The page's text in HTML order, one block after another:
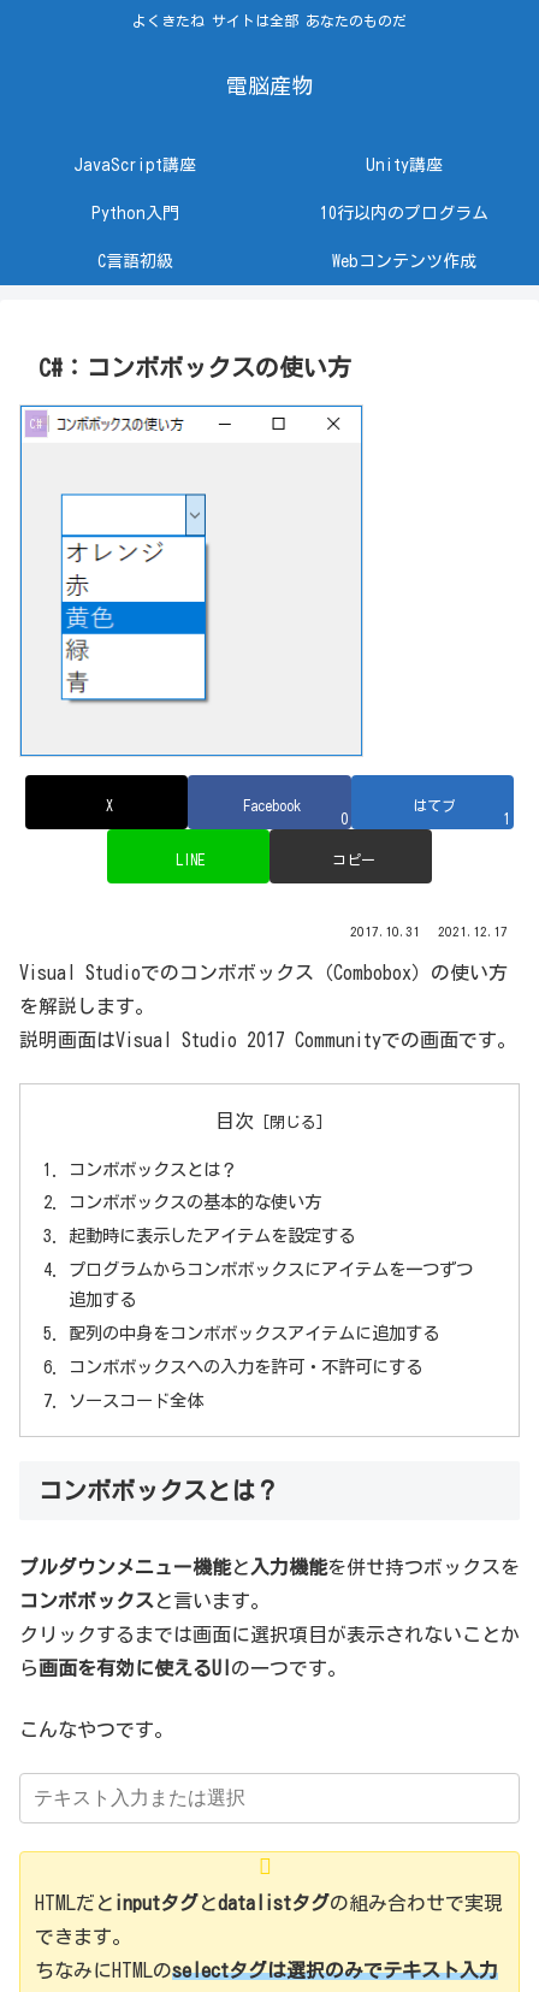
よくきたね サイトは全部 あなたのものだ
電脳産物
JavaScript講座 Unity講座
Python入門 10行以内のプログラム
C言語初級 Webコンテンツ作成
C#：コンボボックスの使い方
C#
X
Facebook
0
はてブ
1
LINE コピー
2017.10.31 2021.12.17
Visual Studioでのコンボボックス（Combobox）の使い方
を解説します。
説明画面はVisual Studio 2017 Communityでの画面です。
目次
コンボボックスとは？
コンボボックスの基本的な使い方
起動時に表示したアイテムを設定する
プログラムからコンボボックスにアイテムを一つずつ
追加する
配列の中身をコンボボックスアイテムに追加する
コンボボックスへの入力を許可・不許可にする
ソースコード全体
コンボボックスとは？
プルダウンメニュー機能と入力機能を併せ持つボックスを
コンボボックスと言います。
クリックするまでは画面に選択項目が表示されないことか
ら画面を有効に使えるUI の一つです。
こんなやつです。
HTMLだと inputタグとdatalistタグの組み合わせで実現
できます。
ちなみにHTMLのselectタグは選択のみでテキスト入力